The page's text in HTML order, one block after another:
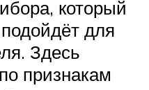
который
для
Здесь
признакам